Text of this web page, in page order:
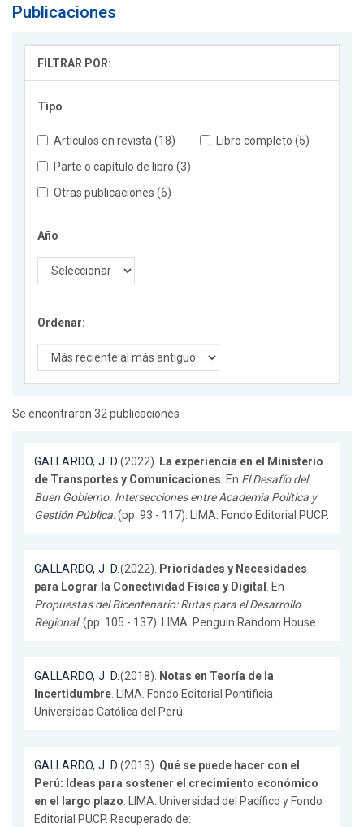
Publicaciones
FILTRAR POR:
Tipo
Artículos en revista (18)
Libro completo (5)
Parte o capítulo de libro (3)
Otras publicaciones (6)
Año
Ordenar:
Se encontraron 32 publicaciones
GALLARDO, J. D.(2022). La experiencia en el Ministerio
de Transportes y Comunicaciones. En El Desafío del
Buen Gobierno. Intersecciones entre Academia Política y
Gestión Pública. (pp. 93 - 117). LIMA. Fondo Editorial PUCP.
GALLARDO, J. D.(2022). Prioridades y Necesidades
para Lograr la Conectividad Física y Digital . En
Propuestas del Bicentenario: Rutas para el Desarrollo
Regional. (pp. 105 - 137). LIMA. Penguin Random House.
GALLARDO, J. D.(2018). Notas en Teoría de la
Incertidumbre. LIMA. Fondo Editorial Pontificia
Universidad Católica del Perú.
GALLARDO, J. D.(2013). Qué se puede hacer con el
Perú: Ideas para sostener el crecimiento económico
en el largo plazo. LIMA. Universidad del Pacífico y Fondo
Editorial PUCP. Recuperado de: